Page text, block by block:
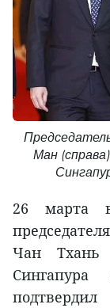
Ман
26 марта в
Чан Тхань